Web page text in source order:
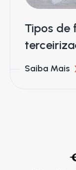
Tipos de
Saiba Mais